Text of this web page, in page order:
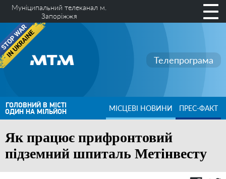
Муніципальний телеканал м.
Запоріжжя
Телепрограма
ГОЛОВНИЙ В МІСТІ
ОДИН НА МІЛЬЙОН МІСЦЕВІ НОВИНИ ПРЕС-ФАКТ
Як працює прифронтовий
підземний шпиталь Метінвесту